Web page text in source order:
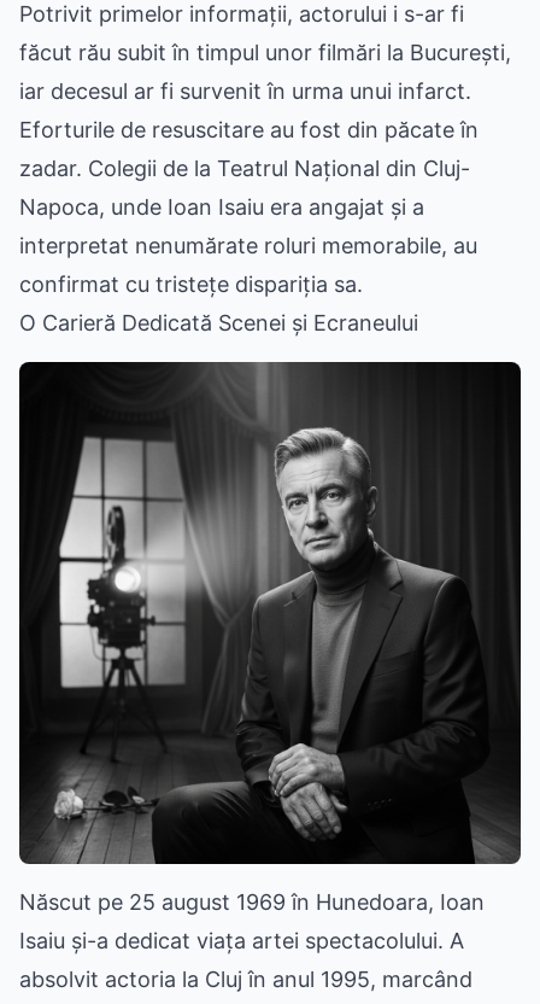
Potrivit primelor informații, actorului i s-ar fi
făcut rău subit în timpul unor filmări la București,
iar decesul ar fi survenit în urma unui infarct.
Eforturile de resuscitare au fost din păcate în
zadar. Colegii de la Teatrul Național din Cluj-
Napoca, unde Ioan Isaiu era angajat și a
interpretat nenumărate roluri memorabile, au
confirmat cu tristețe dispariția sa.
O Carieră Dedicată Scenei și Ecraneului
Născut pe 25 august 1969 în Hunedoara, Ioan
Isaiu și-a dedicat viața artei spectacolului. A
absolvit actoria la Cluj în anul 1995, marcând